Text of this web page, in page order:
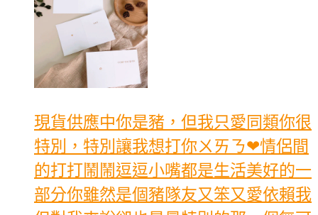
現貨供應中你是豬，但我只愛同類你很
特別，特別讓我想打你ㄨㄞㄋ❤情侶間
的打打鬧鬧逗逗小嘴都是生活美好的一
部分你雖然是個豬隊友又笨又愛依賴我